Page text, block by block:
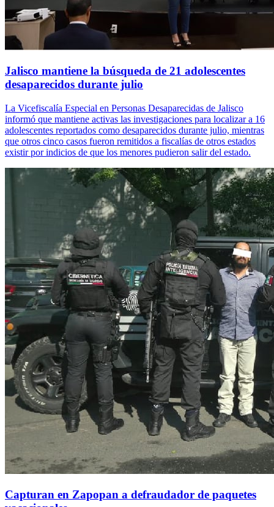
Jalisco mantiene la búsqueda de 21 adolescentes
desaparecidos durante julio
La Vicefiscalía Especial en Personas Desaparecidas de Jalisco
informó que mantiene activas las investigaciones para localizar a 16
adolescentes reportados como desaparecidos durante julio, mientras
que otros cinco casos fueron remitidos a fiscalías de otros estados
existir por indicios de que los menores pudieron salir del estado.
Capturan en Zapopan a defraudador de paquetes